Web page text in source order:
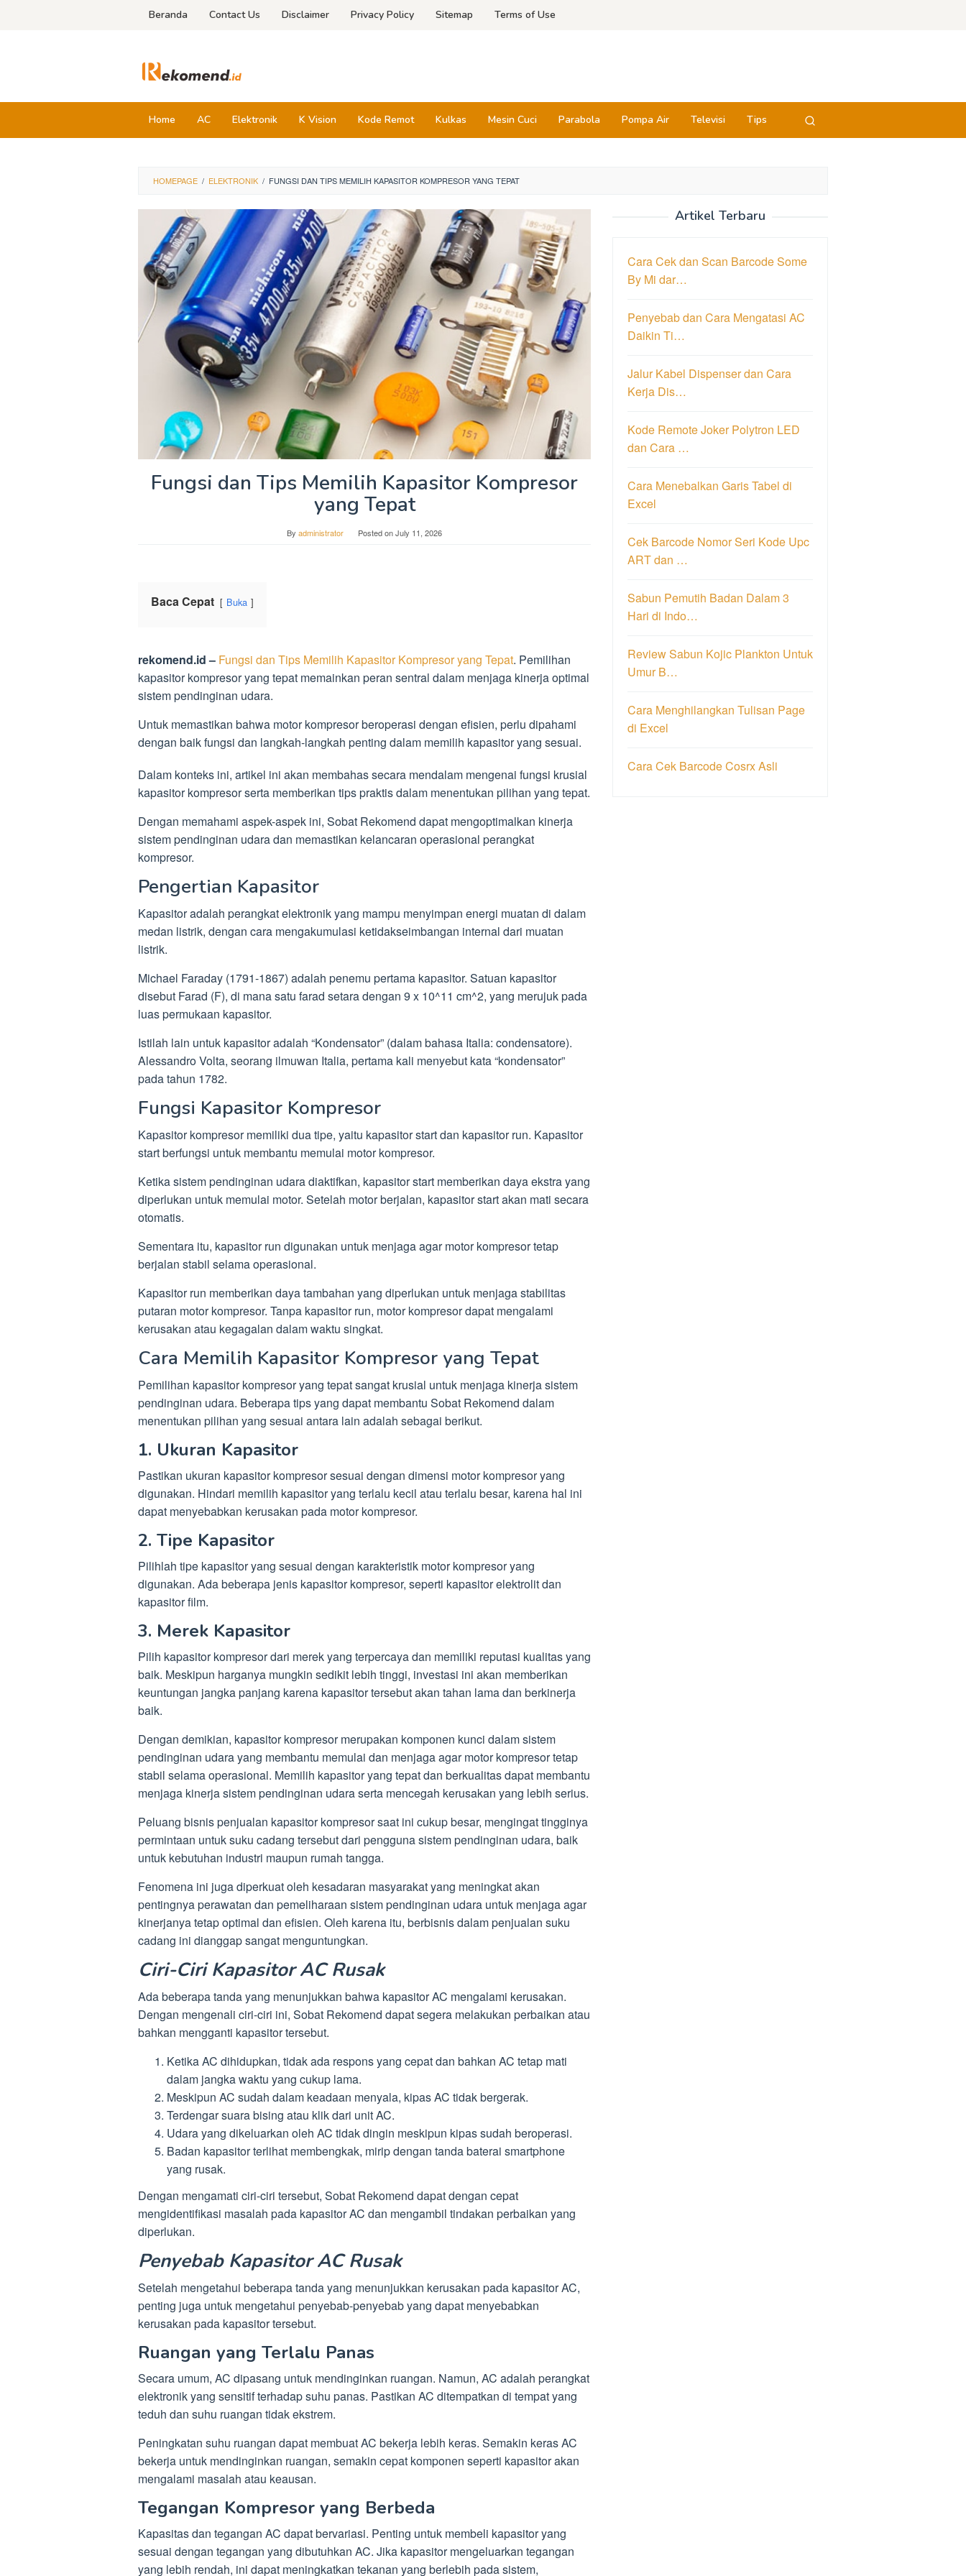
Beranda Contact Us Disclaimer Privacy Policy Sitemap Terms of Use
Home AC Elektronik K Vision Kode Remot Kulkas Mesin Cuci Parabola Pompa Air Televisi Tips
HOMEPAGE / ELEKTRONIK / FUNGSI DAN TIPS MEMILIH KAPASITOR KOMPRESOR YANG TEPAT
Fungsi dan Tips Memilih Kapasitor Kompresor
yang Tepat
By administrator Posted onJuly 11, 2026
Baca Cepat Buka
rekomend.id – Fungsi dan Tips Memilih Kapasitor Kompresor yang Tepat. Pemilihan
kapasitor kompresor yang tepat memainkan peran sentral dalam menjaga kinerja optimal
sistem pendinginan udara.
Untuk memastikan bahwa motor kompresor beroperasi dengan efisien, perlu dipahami
dengan baik fungsi dan langkah-langkah penting dalam memilih kapasitor yang sesuai.
Dalam konteks ini, artikel ini akan membahas secara mendalam mengenai fungsi krusial
kapasitor kompresor serta memberikan tips praktis dalam menentukan pilihan yang tepat.
Dengan memahami aspek-aspek ini, Sobat Rekomend dapat mengoptimalkan kinerja
sistem pendinginan udara dan memastikan kelancaran operasional perangkat
kompresor.
Pengertian Kapasitor
Kapasitor adalah perangkat elektronik yang mampu menyimpan energi muatan di dalam
medan listrik, dengan cara mengakumulasi ketidakseimbangan internal dari muatan
listrik.
Michael Faraday (1791-1867) adalah penemu pertama kapasitor. Satuan kapasitor
disebut Farad (F), di mana satu farad setara dengan 9 x 10^11 cm^2, yang merujuk pada
luas permukaan kapasitor.
Istilah lain untuk kapasitor adalah “Kondensator” (dalam bahasa Italia: condensatore).
Alessandro Volta, seorang ilmuwan Italia, pertama kali menyebut kata “kondensator”
pada tahun 1782.
Fungsi Kapasitor Kompresor
Kapasitor kompresor memiliki dua tipe, yaitu kapasitor start dan kapasitor run. Kapasitor
start berfungsi untuk membantu memulai motor kompresor.
Ketika sistem pendinginan udara diaktifkan, kapasitor start memberikan daya ekstra yang
diperlukan untuk memulai motor. Setelah motor berjalan, kapasitor start akan mati secara
otomatis.
Sementara itu, kapasitor run digunakan untuk menjaga agar motor kompresor tetap
berjalan stabil selama operasional.
Kapasitor run memberikan daya tambahan yang diperlukan untuk menjaga stabilitas
putaran motor kompresor. Tanpa kapasitor run, motor kompresor dapat mengalami
kerusakan atau kegagalan dalam waktu singkat.
Cara Memilih Kapasitor Kompresor yang Tepat
Pemilihan kapasitor kompresor yang tepat sangat krusial untuk menjaga kinerja sistem
pendinginan udara. Beberapa tips yang dapat membantu Sobat Rekomend dalam
menentukan pilihan yang sesuai antara lain adalah sebagai berikut.
1. Ukuran Kapasitor
Pastikan ukuran kapasitor kompresor sesuai dengan dimensi motor kompresor yang
digunakan. Hindari memilih kapasitor yang terlalu kecil atau terlalu besar, karena hal ini
dapat menyebabkan kerusakan pada motor kompresor.
2. Tipe Kapasitor
Pilihlah tipe kapasitor yang sesuai dengan karakteristik motor kompresor yang
digunakan. Ada beberapa jenis kapasitor kompresor, seperti kapasitor elektrolit dan
kapasitor film.
3. Merek Kapasitor
Pilih kapasitor kompresor dari merek yang terpercaya dan memiliki reputasi kualitas yang
baik. Meskipun harganya mungkin sedikit lebih tinggi, investasi ini akan memberikan
keuntungan jangka panjang karena kapasitor tersebut akan tahan lama dan berkinerja
baik.
Dengan demikian, kapasitor kompresor merupakan komponen kunci dalam sistem
pendinginan udara yang membantu memulai dan menjaga agar motor kompresor tetap
stabil selama operasional. Memilih kapasitor yang tepat dan berkualitas dapat membantu
menjaga kinerja sistem pendinginan udara serta mencegah kerusakan yang lebih serius.
Peluang bisnis penjualan kapasitor kompresor saat ini cukup besar, mengingat tingginya
permintaan untuk suku cadang tersebut dari pengguna sistem pendinginan udara, baik
untuk kebutuhan industri maupun rumah tangga.
Fenomena ini juga diperkuat oleh kesadaran masyarakat yang meningkat akan
pentingnya perawatan dan pemeliharaan sistem pendinginan udara untuk menjaga agar
kinerjanya tetap optimal dan efisien. Oleh karena itu, berbisnis dalam penjualan suku
cadang ini dianggap sangat menguntungkan.
Ciri-Ciri Kapasitor AC Rusak
Ada beberapa tanda yang menunjukkan bahwa kapasitor AC mengalami kerusakan.
Dengan mengenali ciri-ciri ini, Sobat Rekomend dapat segera melakukan perbaikan atau
bahkan mengganti kapasitor tersebut.
Ketika AC dihidupkan, tidak ada respons yang cepat dan bahkan AC tetap mati
dalam jangka waktu yang cukup lama.
Meskipun AC sudah dalam keadaan menyala, kipas AC tidak bergerak.
Terdengar suara bising atau klik dari unit AC.
Udara yang dikeluarkan oleh AC tidak dingin meskipun kipas sudah beroperasi.
Badan kapasitor terlihat membengkak, mirip dengan tanda baterai smartphone
yang rusak.
Dengan mengamati ciri-ciri tersebut, Sobat Rekomend dapat dengan cepat
mengidentifikasi masalah pada kapasitor AC dan mengambil tindakan perbaikan yang
diperlukan.
Penyebab Kapasitor AC Rusak
Setelah mengetahui beberapa tanda yang menunjukkan kerusakan pada kapasitor AC,
penting juga untuk mengetahui penyebab-penyebab yang dapat menyebabkan
kerusakan pada kapasitor tersebut.
Ruangan yang Terlalu Panas
Secara umum, AC dipasang untuk mendinginkan ruangan. Namun, AC adalah perangkat
elektronik yang sensitif terhadap suhu panas. Pastikan AC ditempatkan di tempat yang
teduh dan suhu ruangan tidak ekstrem.
Peningkatan suhu ruangan dapat membuat AC bekerja lebih keras. Semakin keras AC
bekerja untuk mendinginkan ruangan, semakin cepat komponen seperti kapasitor akan
mengalami masalah atau keausan.
Tegangan Kompresor yang Berbeda
Kapasitas dan tegangan AC dapat bervariasi. Penting untuk membeli kapasitor yang
sesuai dengan tegangan yang dibutuhkan AC. Jika kapasitor mengeluarkan tegangan
yang lebih rendah, ini dapat meningkatkan tekanan yang berlebih pada sistem,
Artikel Terbaru
Cara Cek dan Scan Barcode Some
By Mi dar…
Penyebab dan Cara Mengatasi AC
Daikin Ti…
Jalur Kabel Dispenser dan Cara
Kerja Dis…
Kode Remote Joker Polytron LED
dan Cara …
Cara Menebalkan Garis Tabel di
Excel
Cek Barcode Nomor Seri Kode Upc
ART dan …
Sabun Pemutih Badan Dalam 3
Hari di Indo…
Review Sabun Kojic Plankton Untuk
Umur B…
Cara Menghilangkan Tulisan Page
di Excel
Cara Cek Barcode Cosrx Asli